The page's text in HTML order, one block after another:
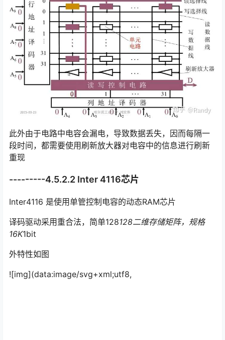
此外由于电路中电容会漏电，导致数据丢失，因而每隔一
段时间，都需要使用刷新放大器对电容中的信息进行刷新
重现
---------4.5.2.2 Inter 4116芯片
Inter4116 是使用单管控制电容的动态RAM芯片
译码驱动采用重合法，简单128128二维存储矩阵，规格
16K1bit
外特性如图
![img](data:image/svg+xml;utf8,